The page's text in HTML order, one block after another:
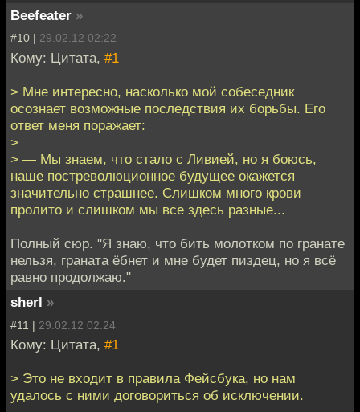
Beefeater »
#10 | 29.02.12 02:22
Кому: Цитата, #1
> Мне интересно, насколько мой собеседник
осознает возможные последствия их борьбы. Его
ответ меня поражает:
>
> — Мы знаем, что стало с Ливией, но я боюсь,
наше постреволюционное будущее окажется
значительно страшнее. Слишком много крови
пролито и слишком мы все здесь разные...
Полный сюр. "Я знаю, что бить молотком по гранате
нельзя, граната ёбнет и мне будет пиздец, но я всё
равно продолжаю."
sherl »
#11 | 29.02.12 02:24
Кому: Цитата, #1
> Это не входит в правила Фейсбука, но нам
удалось с ними договориться об исключении.